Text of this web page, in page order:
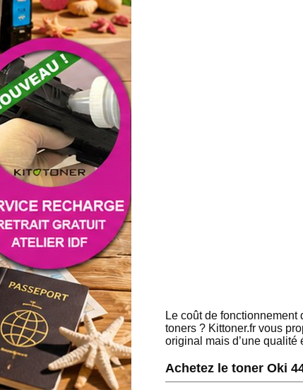
Le coût de
toners ? Kittoner.fr vous
original mais d’une qualité
Achetez le toner Oki